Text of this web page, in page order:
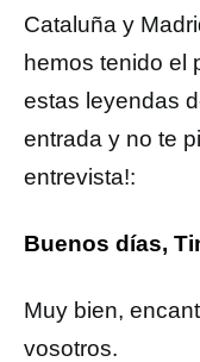
Cataluña y
hemos tenido el
estas leyendas
entrada y no te
entrevista!:
Buenos días,
Muy bien,
vosotros.